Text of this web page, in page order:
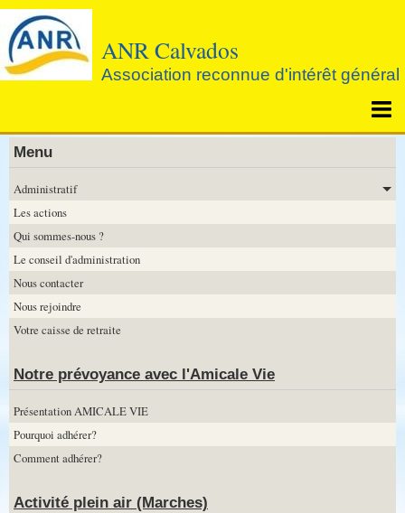
ANR Calvados
Association reconnue d'intérêt général
Page d'accueil
Agenda
Notre prévoyance avec l'Amicale Vie
Menu
Administratif
Les actions
Qui sommes-nous ?
Le conseil d'administration
Nous contacter
Nous rejoindre
Votre caisse de retraite
Notre prévoyance avec l'Amicale Vie
Présentation AMICALE VIE
Pourquoi adhérer?
Comment adhérer?
Activité plein air (Marches)